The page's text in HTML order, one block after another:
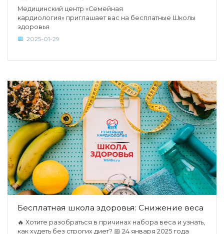
Медицинский центр «Семейная
кардиология» приглашает вас на бесплатные Школы
здоровья
2025-01-29
Бесплатная школа здоровья: Снижение веса
🔥 Хотите разобраться в причинах набора веса и узнать,
как худеть без строгих диет? 📅 24 января 2025 года